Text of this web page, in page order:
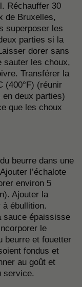
Réchauffer 30
de Bruxelles,
superposer les
parties si la
dorer sans
sauter les choux,
Transférer la
(400°F) (réunir
deux parties)
que les choux
beurre dans une
l’échalote
environ 5
Ajouter la
ébullition.
sauce épaississe
le
beurre et fouetter
fondus et
au goût et
service.